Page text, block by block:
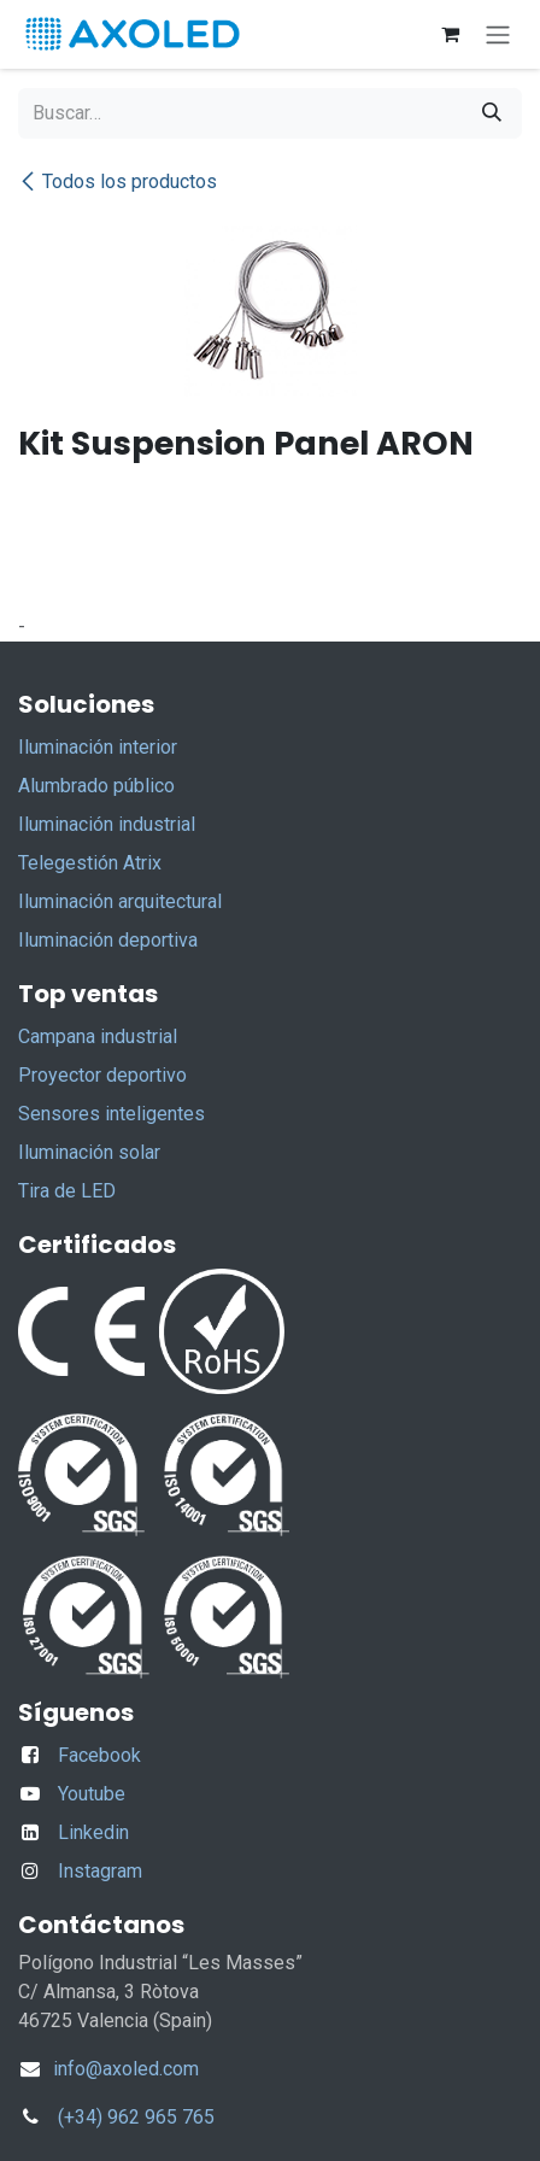
Ir al contenido
Todos los productos
Kit Suspension Panel ARON
-
Soluciones
Iluminación interior
Alumbrado público
Iluminación industrial
Telegestión Atrix
Iluminación arquitectural
Iluminación deportiva
Top ventas
Campana industrial
Proyector deportivo
Sensores inteligentes
Iluminación solar
Tira de LED
Certificados
Síguenos
Facebook
Youtube
Linkedin
Instagram
Contáctanos
Polígono Industrial “Les Masses”
C/ Almansa, 3 Ròtova
46725 Valencia (Spain)
info@axoled.com
(+34) 962 965 765